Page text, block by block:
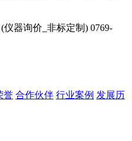
仪器询价_非标定制) 0769-
誉 合作伙伴 行业案例 发展历